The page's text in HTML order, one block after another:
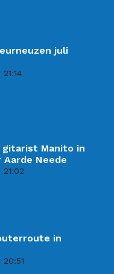
juli
21:14
gitarist Manito in
Aarde Neede
21:02
in
20:51